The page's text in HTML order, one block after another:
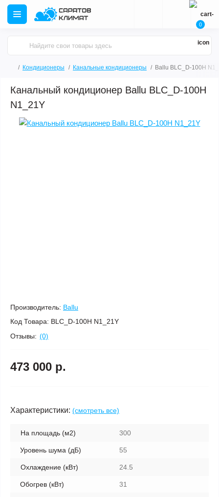
0
Кондиционеры Канальные кондиционеры Ballu BLC_D-100H
Канальный кондиционер Ballu BLC_D-100H
N1_21Y
Производитель: Ballu
Код Товара: BLC_D-100H N1_21Y
Отзывы: (0)
473 000 р.
Характеристики: (смотреть все)
На площадь (м2) 300
Уровень шума (дБ) 55
Охлаждение (кВт) 24.5
Обогрев (кВт) 31